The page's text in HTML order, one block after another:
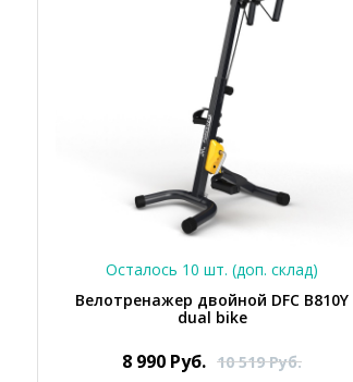
Осталось 10 шт. (доп. склад)
Велотренажер двойной DFC B810Y
dual bike
8 990 Руб. 10 519Руб.